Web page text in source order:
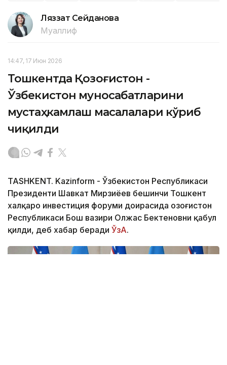
Ляззат Сейданова
Муаллиф
14:47, 17 Июн 2026
Тошкентда Қозоғистон -
Ўзбекистон муносабатларини
мустаҳкамлаш масалалари кўриб
чиқилди
TASHKENT. Kazinform - Ўзбекистон Республикаси
Президенти Шавкат Мирзиёев бешинчи Тошкент
халқаро инвестиция форуми доирасида Қозоғистон
Республикаси Бош вазири Олжас Бектеновни қабул
қилди, деб хабар беради ЎзА.